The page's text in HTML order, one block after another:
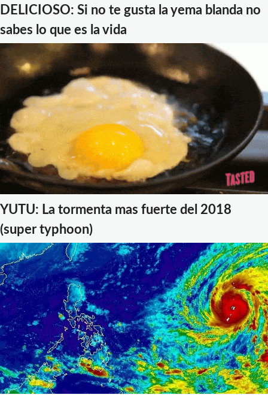
DELICIOSO: Si no te gusta la yema blanda no
sabes lo que es la vida
YUTU: La tormenta mas fuerte del 2018
(super typhoon)